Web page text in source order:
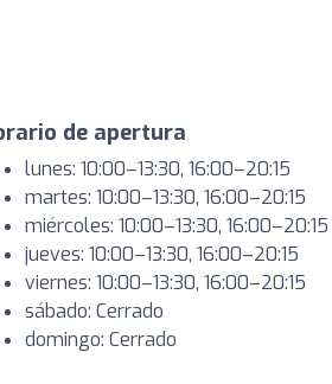
de apertura
lunes: 10:00–13:30, 16:00–20:15
martes: 10:00–13:30, 16:00–20:15
miércoles: 10:00–13:30, 16:00–20:15
jueves: 10:00–13:30, 16:00–20:15
viernes: 10:00–13:30, 16:00–20:15
sábado: Cerrado
domingo: Cerrado